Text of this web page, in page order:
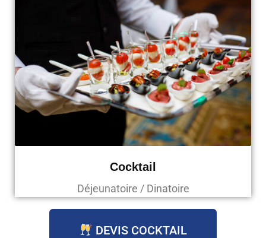
Cocktail
Déjeunatoire / Dinatoire
DEVIS COCKTAIL